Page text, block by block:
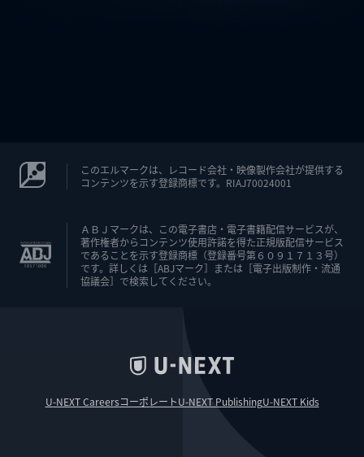
このエルマークは、レコード会社・映像製作会社が提供する
コンテンツを示す登録商標です。RIAJ70024001
ＡＢＪマークは、この電子書店・電子書籍配信サービスが、
著作権者からコンテンツ使用許諾を得た正規版配信サービス
であることを示す登録商標（登録番号第６０９１７１３号）
です。詳しくは［ABJマーク］または［電子出版制作・流通
協議会］で検索してください。
U-NEXT CareersコーポレートU-NEXT PublishingU-NEXT Kids